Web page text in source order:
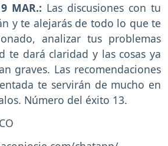
MAR.: Las discusiones con tu
y te alejarás de todo lo que te
analizar tus problemas
te dará claridad y las cosas ya
graves. Las recomendaciones
te servirán de mucho en
Número del éxito 13.